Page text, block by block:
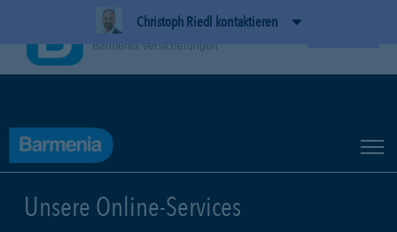
Christoph Riedl kontaktieren
Unsere Online-Services
BarmeniaApp
Barmenia Versicherungen